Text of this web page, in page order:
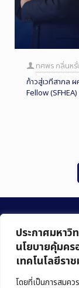
ประกาศมหาวิ
นโยบายคุ้มค
เทคโนโลยีร
โดยที่เป็นการสมค
ทศพร กลิ่นหรั่
ก้าวสู่เวทีสากล
Fellow
คณะบริหารธุรกิจ
มหาวิทยาลัยเทค